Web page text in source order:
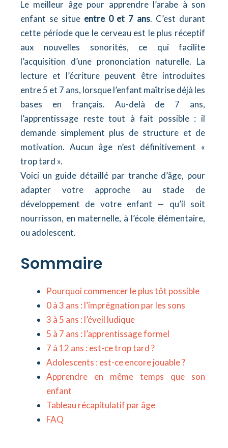
Le meilleur âge pour apprendre l’arabe à son
enfant se situe entre 0 et 7 ans. C’est durant
cette période que le cerveau est le plus réceptif
aux nouvelles sonorités, ce qui facilite
l’acquisition d’une prononciation naturelle. La
lecture et l’écriture peuvent être introduites
entre 5 et 7 ans, lorsque l’enfant maîtrise déjà les
bases en français. Au-delà de 7 ans,
l’apprentissage reste tout à fait possible : il
demande simplement plus de structure et de
motivation. Aucun âge n’est définitivement «
trop tard ».
Voici un guide détaillé par tranche d’âge, pour
adapter votre approche au stade de
développement de votre enfant — qu’il soit
nourrisson, en maternelle, à l’école élémentaire,
ou adolescent.
Sommaire
Pourquoi commencer le plus tôt possible
0 à 3 ans : l’imprégnation par les sons
3 à 5 ans : l’éveil ludique
5 à 7 ans : l’apprentissage formel
7 à 12 ans : est-ce trop tard ?
Adolescents : est-ce encore jouable ?
Apprendre en même temps que son
enfant
Tableau récapitulatif par âge
FAQ